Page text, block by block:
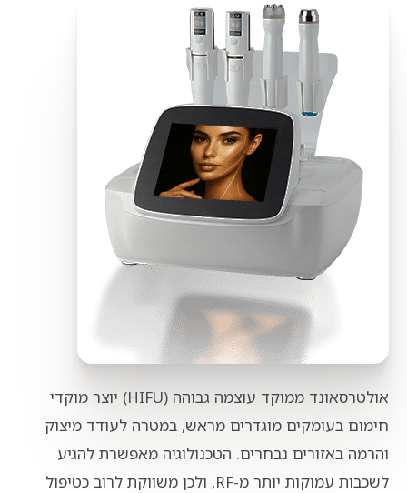
אולטרסאונד ממוקד עוצמה גבוהה (HIFU) יוצר מוקדי
חימום בעומקים מוגדרים מראש, במטרה לעודד מיצוק
והרמה באזורים נבחרים. הטכנולוגיה מאפשרת להגיע
לשכבות עמוקות יותר מ-RF, ולכן משווקת לרוב כטיפול